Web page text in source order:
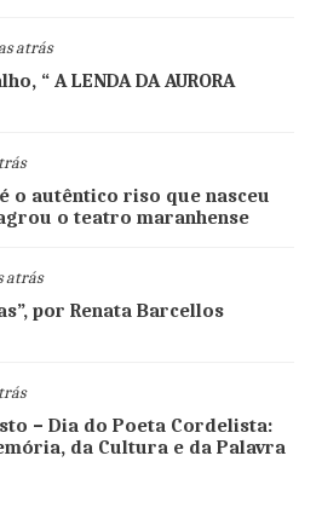
atrás
“ A LENDA DA AURORA
é o autêntico riso que nasceu
o teatro maranhense
atrás
por Renata Barcellos
– Dia do Poeta Cordelista:
da Cultura e da Palavra